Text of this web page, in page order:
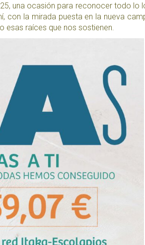
una ocasión para reconocer todo lo
con la mirada puesta en la nueva
esas raíces que nos sostienen.